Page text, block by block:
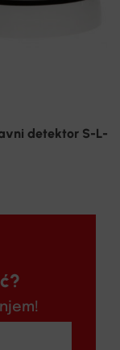
detektor S-L-